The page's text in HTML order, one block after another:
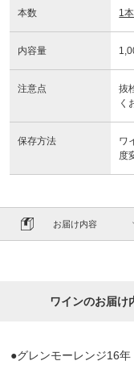
本数 1本
内容量
注意点
抜
く
保存方法
ワ
度
お届け内容
ワインのお届け
●グレンモーレンジ16年